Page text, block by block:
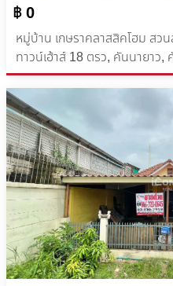
฿ 0
หมู่บ้าน เกษราคลาสสิคโฮม สวน
ทาวน์เฮ้าส์ 18 ตรว, คันนายาว,